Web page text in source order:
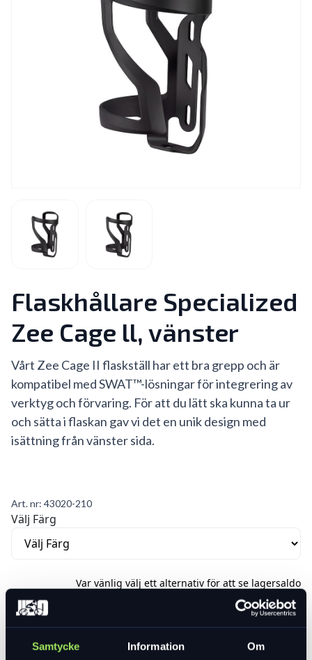
Samtycke Information Om
Flaskhållare Specialized
Zee Cage ll, vänster
Vårt Zee Cage II flaskställ har ett bra grepp och är
kompatibel med SWAT™-lösningar för integrering av
verktyg och förvaring. För att du lätt ska kunna ta ur
och sätta i flaskan gav vi det en unik design med
isättning från vänster sida.
Art. nr: 43020-210
Välj Färg
Var vänlig välj ett alternativ för att se lagersaldo
229 kr
Lägg i varukorg